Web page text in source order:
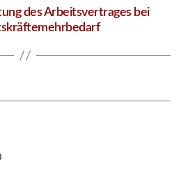
des Arbeitsvertrages bei